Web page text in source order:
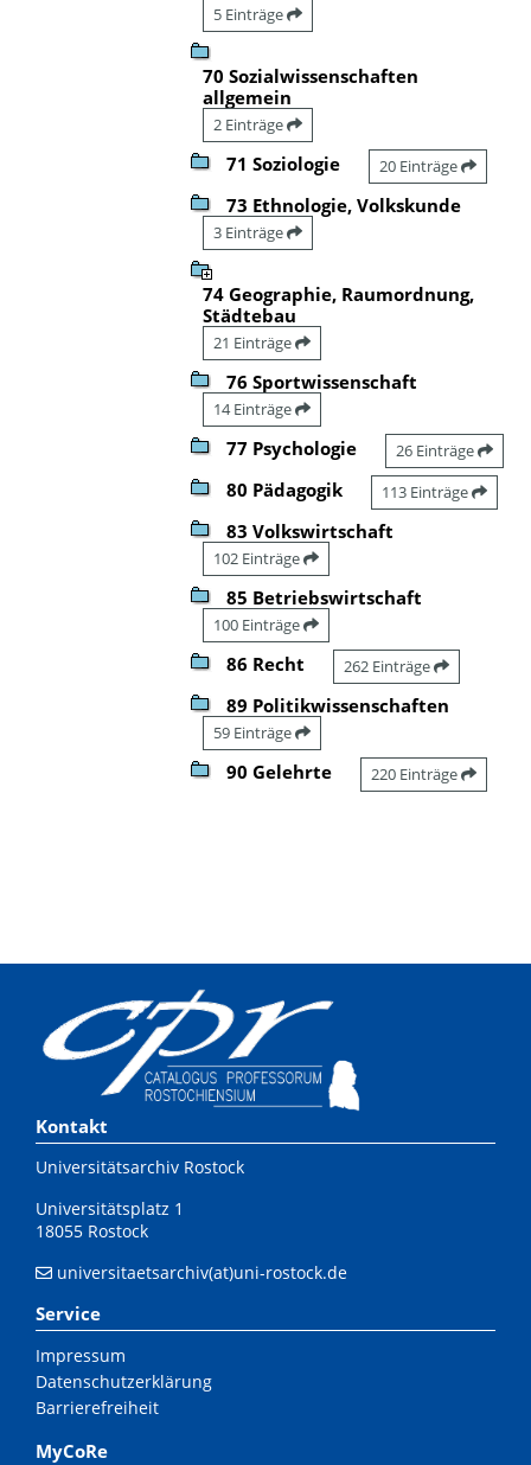
5 Einträge
70 Sozialwissenschaften
allgemein
2 Einträge
71 Soziologie 20 Einträge
73 Ethnologie, Volkskunde
3 Einträge
74 Geographie, Raumordnung,
Städtebau
21 Einträge
76 Sportwissenschaft
14 Einträge
77 Psychologie 26 Einträge
80 Pädagogik 113 Einträge
83 Volkswirtschaft
102 Einträge
85 Betriebswirtschaft
100 Einträge
86 Recht 262 Einträge
89 Politikwissenschaften
59 Einträge
90 Gelehrte 220 Einträge
Kontakt
Universitätsarchiv Rostock
Universitätsplatz 1
18055 Rostock
universitaetsarchiv(at)uni-rostock.de
Service
Impressum
Datenschutzerklärung
Barrierefreiheit
MyCoRe